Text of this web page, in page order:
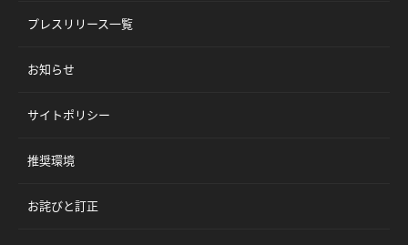
プレスリリース一覧
お知らせ
サイトポリシー
推奨環境
お詫びと訂正